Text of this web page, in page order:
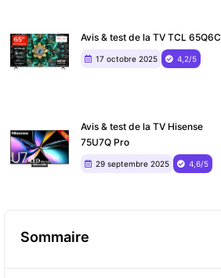
Avis & test de la TV TCL 65Q6C
17 octobre 2025 4,2/5
Avis & test de la TV Hisense
75U7Q Pro
29 septembre 2025 4,6/5
Sommaire